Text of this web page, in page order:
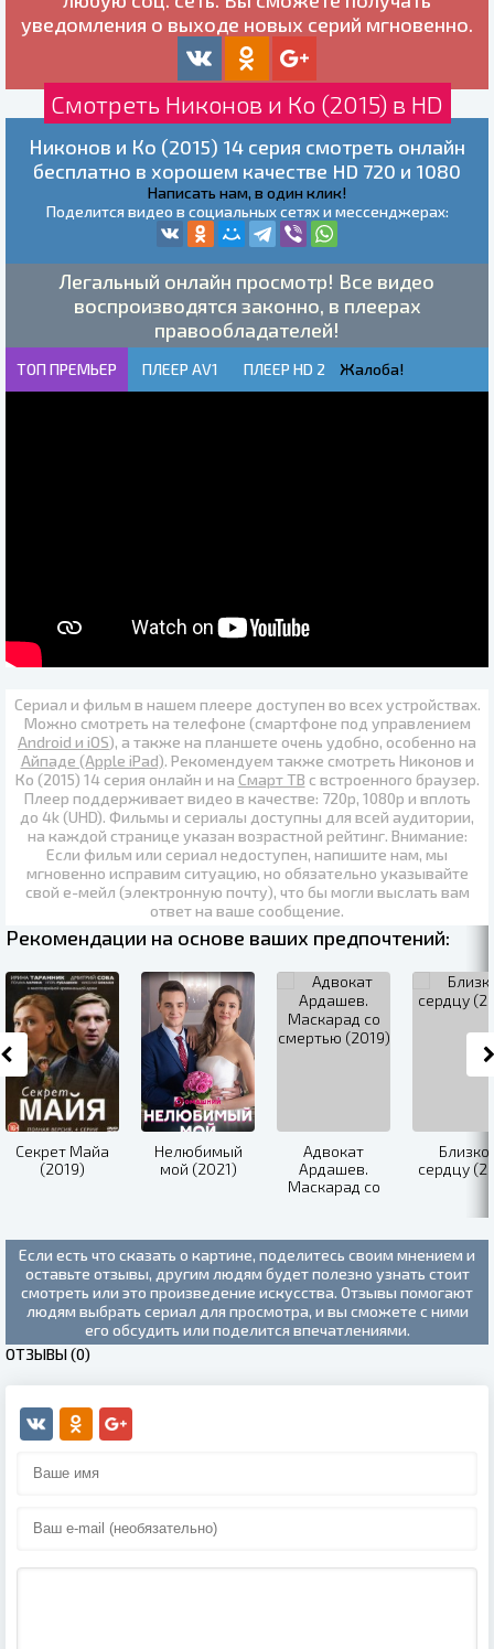
уведомления о выходе новых серий мгновенно.
Смотреть Никонов и Ко (2015) в HD
Никонов и Ко (2015) 14 серия смотреть онлайн
бесплатно в хорошем качестве HD 720 и 1080
Написать нам, в один клик!
Поделится видео в социальных сетях и мессенджерах:
Легальный онлайн просмотр! Все видео
воспроизводятся законно, в плеерах
правообладателей!
ТОП ПРЕМЬЕР ПЛЕЕР AV1 ПЛЕЕР HD 2 Жалоба!
Сериал и фильм в нашем плеере доступен во всех устройствах.
Можно смотреть на телефоне (смартфоне под управлением
Android и iOS), а также на планшете очень удобно, особенно на
Айпаде (Apple iPad). Рекомендуем также смотреть Никонов и
Ко (2015) 14 серия онлайн и на Смарт ТВ с встроенного браузер.
Плеер поддерживает видео в качестве: 720p, 1080p и вплоть
до 4k (UHD). Фильмы и сериалы доступны для всей аудитории,
на каждой странице указан возрастной рейтинг. Внимание:
Если фильм или сериал недоступен, напишите нам, мы
мгновенно исправим ситуацию, но обязательно указывайте
свой е-мейл (электронную почту), что бы могли выслать вам
ответ на ваше сообщение.
Рекомендации на основе ваших предпочтений:
Секрет Майа
(2019)
Нелюбимый
мой (2021)
Адвокат
Ардашев.
Маскарад со
Близко
сердцу
Если есть что сказать о картине, поделитесь своим мнением и
оставьте отзывы, другим людям будет полезно узнать стоит
смотреть или это произведение искусства. Отзывы помогают
людям выбрать сериал для просмотра, и вы сможете с ними
его обсудить или поделится впечатлениями.
ОТЗЫВЫ (0)